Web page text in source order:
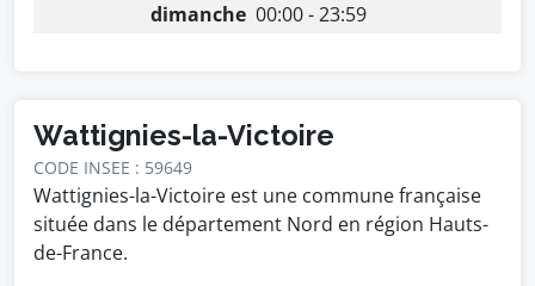
dimanche 00:00 - 23:59
Wattignies-la-Victoire
CODE INSEE : 59649
Wattignies-la-Victoire est une commune française
située dans le département Nord en région Hauts-
de-France.